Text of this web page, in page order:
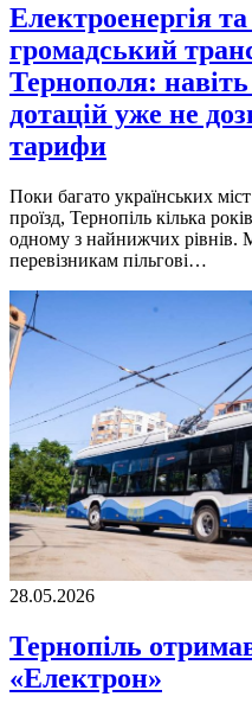
Електроенергія
громадський
Тернополя: навіть
дотацій уже не
тарифи
Поки багато українських
проїзд, Тернопіль кілька
одному з найнижчих рівнів.
перевізникам пільгові…
28.05.2026
Тернопіль
«Електрон»